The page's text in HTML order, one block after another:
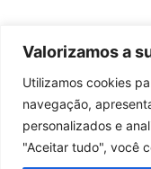
Valorizamos a
Utilizamos cookies
navegação,
personalizados e
"Aceitar tudo", você